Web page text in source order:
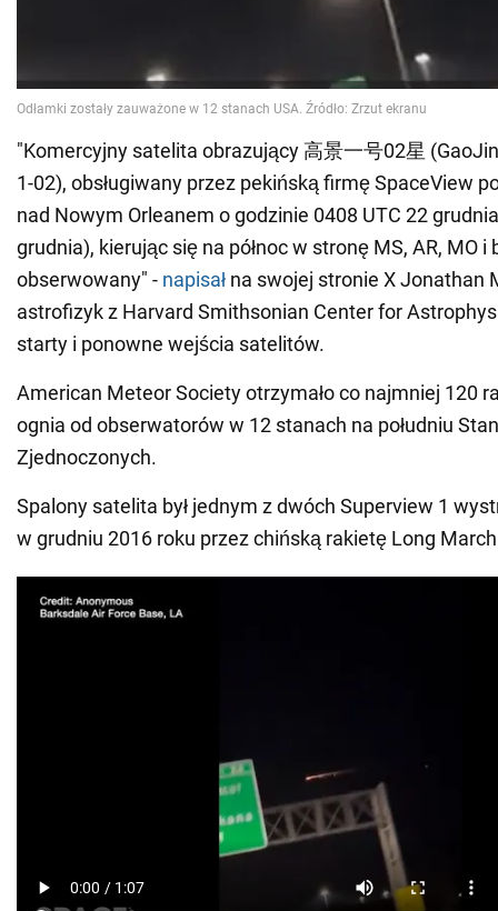
"Komercyjny satelita obrazujący 高景一号02星
1-02), obsługiwany przez pekińską firmę SpaceView
nad Nowym Orleanem o godzinie 0408 UTC 22
grudnia), kierując się na północ w stronę MS, AR, MO i
obserwowany" - napisał na swojej stronie X Jonathan
astrofizyk z Harvard Smithsonian Center for
starty i ponowne wejścia satelitów.
American Meteor Society otrzymało co najmniej 120
ognia od obserwatorów w 12 stanach na południu
Zjednoczonych.
Spalony satelita był jednym z dwóch Superview 1
w grudniu 2016 roku przez chińską rakietę Long